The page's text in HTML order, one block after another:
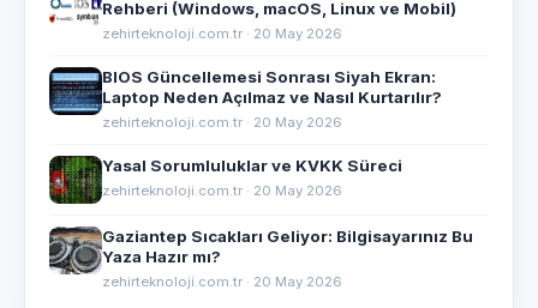
Rehberi (Windows, macOS, Linux ve Mobil)
zehirteknoloji.com.tr · 20 May 2026
BIOS Güncellemesi Sonrası Siyah Ekran:
Laptop Neden Açılmaz ve Nasıl Kurtarılır?
zehirteknoloji.com.tr · 20 May 2026
Yasal Sorumluluklar ve KVKK Süreci
zehirteknoloji.com.tr · 20 May 2026
Gaziantep Sıcakları Geliyor: Bilgisayarınız Bu
Yaza Hazır mı?
zehirteknoloji.com.tr · 20 May 2026